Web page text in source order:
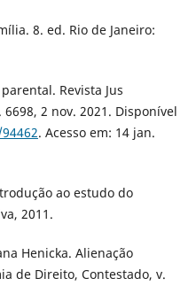
8. ed. Rio de Janeiro:
Revista Jus
2 nov. 2021. Disponível
. Acesso em: 14 jan.
ao estudo do
2011.
Henicka. Alienação
de Direito, Contestado, v.